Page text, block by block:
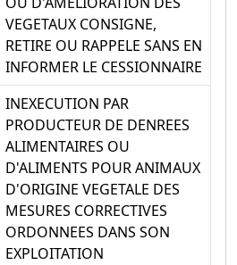
VEGETAUX CONSIGNE,
RETIRE OU RAPPELE SANS EN
INFORMER LE CESSIONNAIRE
INEXECUTION PAR
PRODUCTEUR DE DENREES
ALIMENTAIRES OU
D'ALIMENTS POUR ANIMAUX
D'ORIGINE VEGETALE DES
MESURES CORRECTIVES
ORDONNEES DANS SON
EXPLOITATION